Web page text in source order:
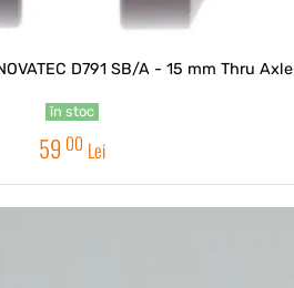
D791 SB/A - 15 mm Thru Axle
în stoc
59 00 Lei